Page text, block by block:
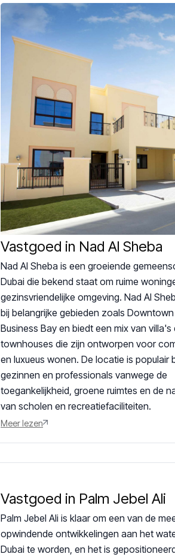
Vastgoed in Nad Al Sheba
Nad Al Sheba is een groeiende
Dubai die bekend staat om ruime
gezinsvriendelijke omgeving. Nad Al
bij belangrijke gebieden zoals Downtown
Business Bay en biedt een mix van villa's
townhouses die zijn ontworpen voor
en luxueus wonen. De locatie is populair
gezinnen en professionals vanwege de
toegankelijkheid, groene ruimtes en de
van scholen en recreatiefaciliteiten.
Meer lezen
Vastgoed in Palm Jebel Ali
Palm Jebel Ali is klaar om een van de
opwindende ontwikkelingen aan het
Dubai te worden, en het is